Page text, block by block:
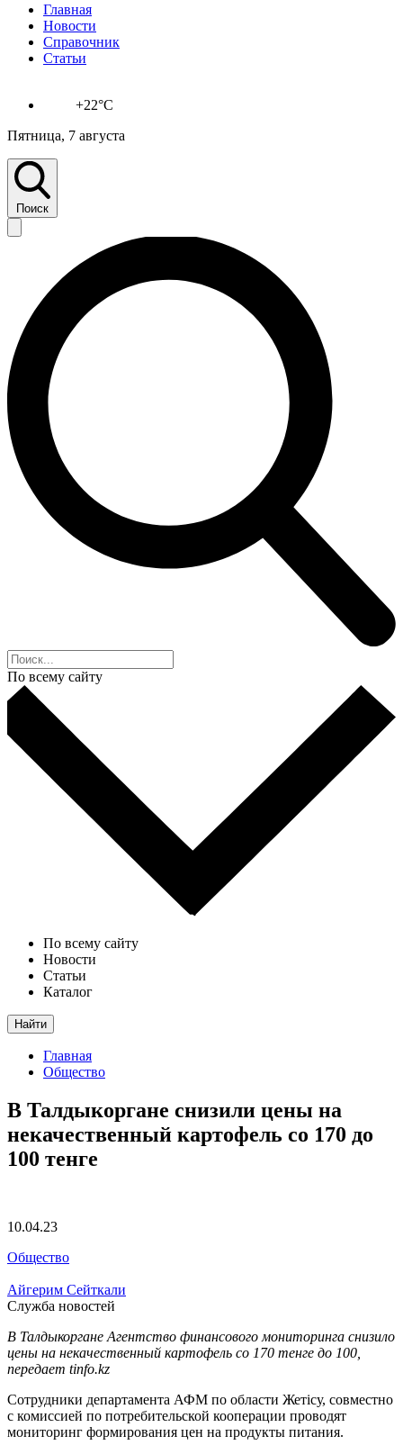
Главная
Новости
Справочник
Статьи
+22°C
Пятница, 7 августа
Поиск
По всему сайту
По всему сайту
Новости
Статьи
Каталог
Найти
Главная
Общество
В Талдыкоргане снизили цены на
некачественный картофель со 170 до
100 тенге
10.04.23
Общество
Айгерим Сейткали
Служба новостей
В Талдыкоргане Агентство финансового мониторинга снизило
цены на некачественный картофель со 170 тенге до 100,
передает tinfo.kz
Сотрудники департамента АФМ по области Жетісу, совместно
с комиссией по потребительской кооперации проводят
мониторинг формирования цен на продукты питания.